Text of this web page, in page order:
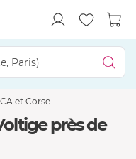
et Corse
près de